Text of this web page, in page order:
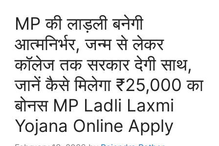
MP की लाड़ली बनेगी
आत्मनिर्भर, जन्म से लेकर
कॉलेज तक सरकार देगी साथ,
जानें कैसे मिलेगा ₹25,000 का
बोनस MP Ladli Laxmi
Yojana Online Apply